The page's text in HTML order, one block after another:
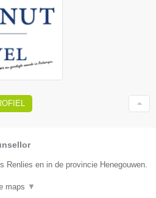
Renlies en in de provincie Henegouwen.
maps ▼